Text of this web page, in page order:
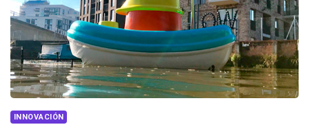
INNOVACIÓN